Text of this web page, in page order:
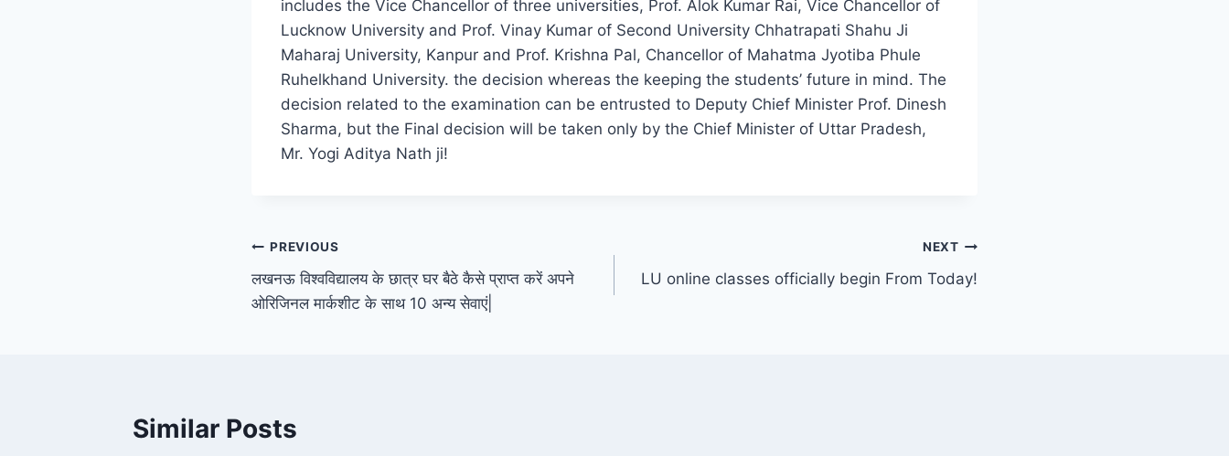
includes the Vice Chancellor of three universities, Prof. Alok Kumar Rai, Vice Chancellor of
Lucknow University and Prof. Vinay Kumar of Second University Chhatrapati Shahu Ji
Maharaj University, Kanpur and Prof. Krishna Pal, Chancellor of Mahatma Jyotiba Phule
Ruhelkhand University. the decision whereas the keeping the students’ future in mind. The
decision related to the examination can be entrusted to Deputy Chief Minister Prof. Dinesh
Sharma, but the Final decision will be taken only by the Chief Minister of Uttar Pradesh,
Mr. Yogi Aditya Nath ji!
Post
navigation
PREVIOUS
लखनऊ विश्वविद्यालय के छात्र घर बैठे कैसे प्राप्त करें अपने
ओरिजिनल मार्कशीट के साथ 10 अन्य सेवाएं|
NEXT
LU online classes officially begin From Today!
Similar Posts